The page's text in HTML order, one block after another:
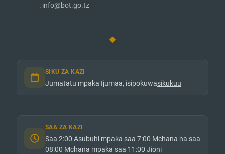
: info@bot.go.tz
SIKU ZA KAZI
Jumatatu mpaka Ijumaa, isipokuwasikukuu
SAA ZA KAZI
Saa 2:00 Asubuhi mpaka saa 7:00 Mchana na saa
08:00 Mchana mpaka saa 11:00 Jioni